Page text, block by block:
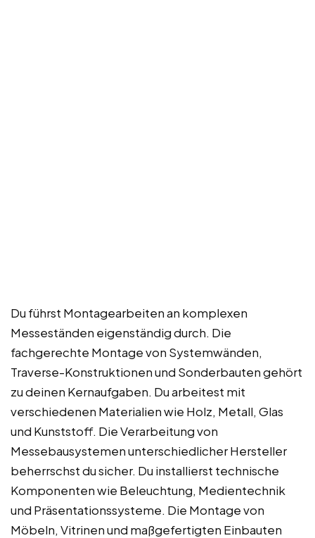
Du führst Montagearbeiten an komplexen
Messeständen eigenständig durch. Die
fachgerechte Montage von Systemwänden,
Traverse-Konstruktionen und Sonderbauten gehört
zu deinen Kernaufgaben. Du arbeitest mit
verschiedenen Materialien wie Holz, Metall, Glas
und Kunststoff. Die Verarbeitung von
Messebausystemen unterschiedlicher Hersteller
beherrschst du sicher. Du installierst technische
Komponenten wie Beleuchtung, Medientechnik
und Präsentationssysteme. Die Montage von
Möbeln, Vitrinen und maßgefertigten Einbauten